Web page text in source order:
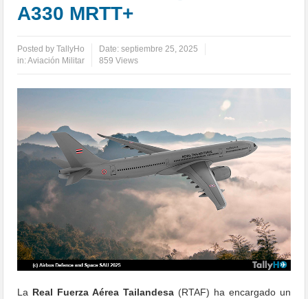
A330 MRTT+
Posted byTallyHo Date:septiembre 25, 2025
in:Aviación Militar 859 Views
La Real Fuerza Aérea Tailandesa (RTAF) ha encargado un